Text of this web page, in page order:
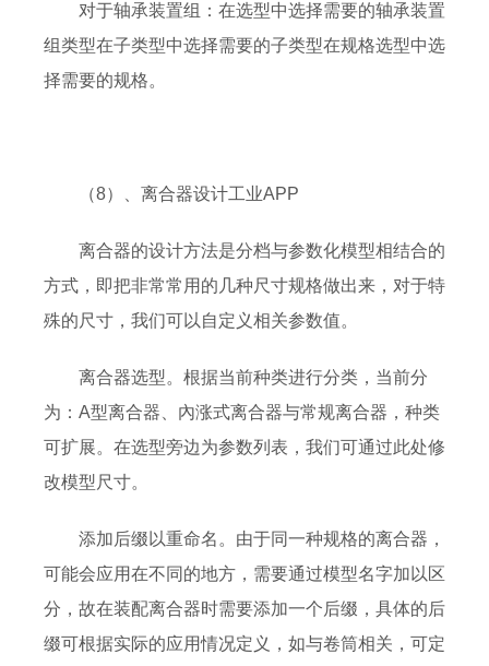
对于轴承装置组：在选型中选择需要的轴承装置
组类型在子类型中选择需要的子类型在规格选型中选
择需要的规格。
（8）、离合器设计工业APP
离合器的设计方法是分档与参数化模型相结合的
方式，即把非常常用的几种尺寸规格做出来，对于特
殊的尺寸，我们可以自定义相关参数值。
离合器选型。根据当前种类进行分类，当前分
为：A型离合器、內涨式离合器与常规离合器，种类
可扩展。在选型旁边为参数列表，我们可通过此处修
改模型尺寸。
添加后缀以重命名。由于同一种规格的离合器，
可能会应用在不同的地方，需要通过模型名字加以区
分，故在装配离合器时需要添加一个后缀，具体的后
缀可根据实际的应用情况定义，如与卷筒相关，可定